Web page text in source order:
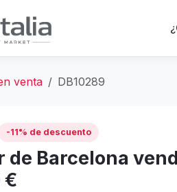
venta DB10289
-11% de descuento
Barcelona
€